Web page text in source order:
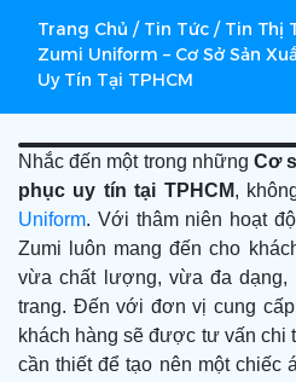
Trang Chủ / Tin Tức / Tin Thị
Zumi Uniform – Cơ Sở Sản
Uy Tín Tại TPHCM
Nhắc đến một trong những Cơ
phục uy tín tại TPHCM,
Uniform. Với thâm niên hoạt
Zumi luôn mang đến cho
vừa chất lượng, vừa đa
trang. Đến với đơn vị cung
khách hàng sẽ được tư vấn chi
cần thiết để tạo nên một chiếc